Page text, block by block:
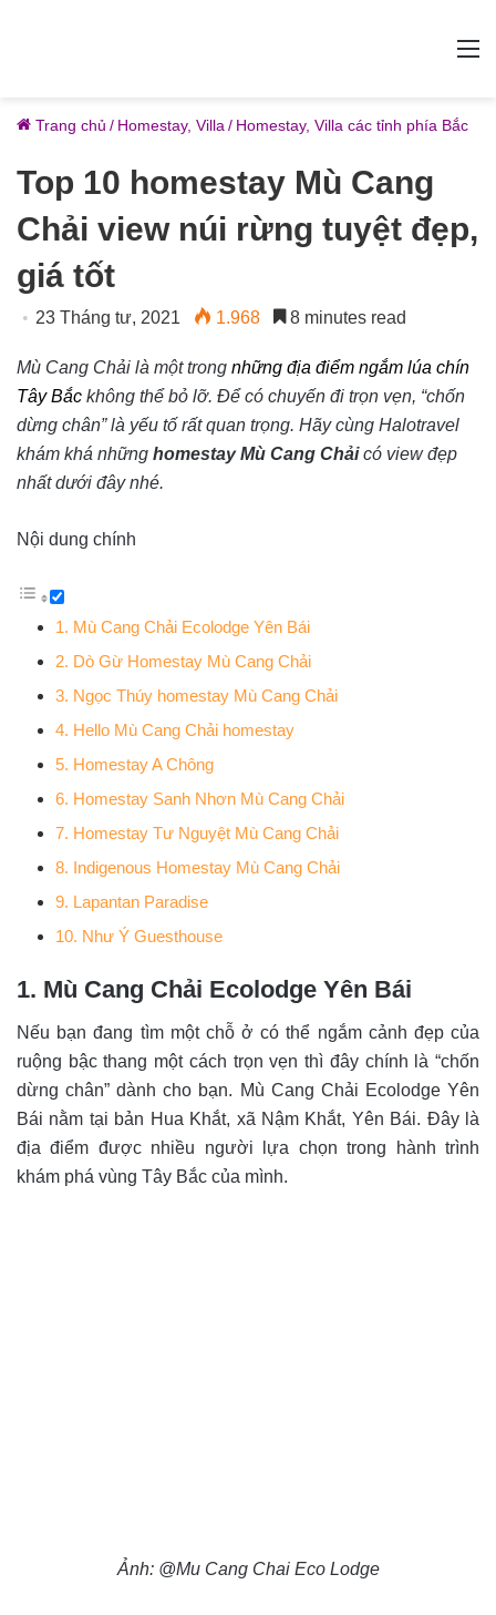
Trang chủ / Homestay, Villa / Homestay, Villa các tỉnh phía Bắc
Top 10 homestay Mù Cang
Chải view núi rừng tuyệt đẹp,
giá tốt
23 Tháng tư, 2021 1.968 8 minutes read
Mù Cang Chải là một trong những địa điểm ngắm lúa chín
Tây Bắc không thể bỏ lỡ. Để có chuyến đi trọn vẹn, “chốn
dừng chân” là yếu tố rất quan trọng. Hãy cùng Halotravel
khám khá những homestay Mù Cang Chảicó view đẹp
nhất dưới đây nhé.
Nội dung chính
1. Mù Cang Chải Ecolodge Yên Bái
2. Dò Gừ Homestay Mù Cang Chải
3. Ngọc Thúy homestay Mù Cang Chải
4. Hello Mù Cang Chải homestay
5. Homestay A Chông
6. Homestay Sanh Nhơn Mù Cang Chải
7. Homestay Tư Nguyệt Mù Cang Chải
8. Indigenous Homestay Mù Cang Chải
9. Lapantan Paradise
10. Như Ý Guesthouse
1. Mù Cang Chải Ecolodge Yên Bái
Nếu bạn đang tìm một chỗ ở có thể ngắm cảnh đẹp của
ruộng bậc thang một cách trọn vẹn thì đây chính là “chốn
dừng chân” dành cho bạn. Mù Cang Chải Ecolodge Yên
Bái nằm tại bản Hua Khắt, xã Nậm Khắt, Yên Bái. Đây là
địa điểm được nhiều người lựa chọn trong hành trình
khám phá vùng Tây Bắc của mình.
Ảnh: @Mu Cang Chai Eco Lodge